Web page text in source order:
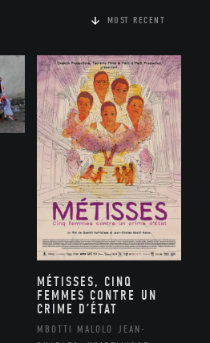
MOST RECENT
MÉTISSES, CINQ
FEMMES CONTRE UN
CRIME D’ÉTAT
MBOTTI MALOLO JEAN-